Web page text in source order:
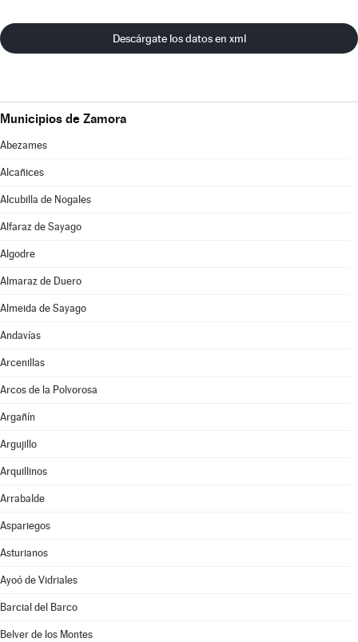
Descárgate los datos en xml
Municipios de Zamora
Abezames
Alcañices
Alcubilla de Nogales
Alfaraz de Sayago
Algodre
Almaraz de Duero
Almeida de Sayago
Andavías
Arcenillas
Arcos de la Polvorosa
Argañín
Argujillo
Arquillinos
Arrabalde
Aspariegos
Asturianos
Ayoó de Vidriales
Barcial del Barco
Belver de los Montes